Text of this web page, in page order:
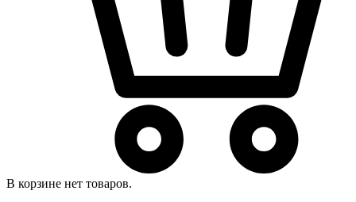
В корзине нет товаров.